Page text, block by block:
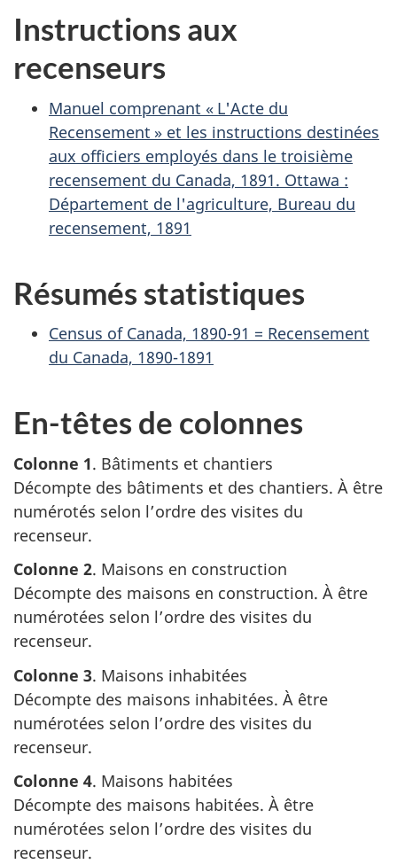
Instructions aux
recenseurs
Manuel comprenant « L'Acte du
Recensement » et les instructions destinées
aux officiers employés dans le troisième
recensement du Canada, 1891. Ottawa :
Département de l'agriculture, Bureau du
recensement, 1891
Résumés statistiques
Census of Canada, 1890-91 = Recensement
du Canada, 1890-1891
En-têtes de colonnes
Colonne 1. Bâtiments et chantiers
Décompte des bâtiments et des chantiers. À être
numérotés selon l’ordre des visites du
recenseur.
Colonne 2. Maisons en construction
Décompte des maisons en construction. À être
numérotées selon l’ordre des visites du
recenseur.
Colonne 3. Maisons inhabitées
Décompte des maisons inhabitées. À être
numérotées selon l’ordre des visites du
recenseur.
Colonne 4. Maisons habitées
Décompte des maisons habitées. À être
numérotées selon l’ordre des visites du
recenseur.